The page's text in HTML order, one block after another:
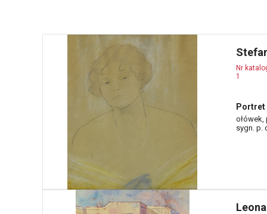
Nr
1
Portret
ołówek,
sygn. p.